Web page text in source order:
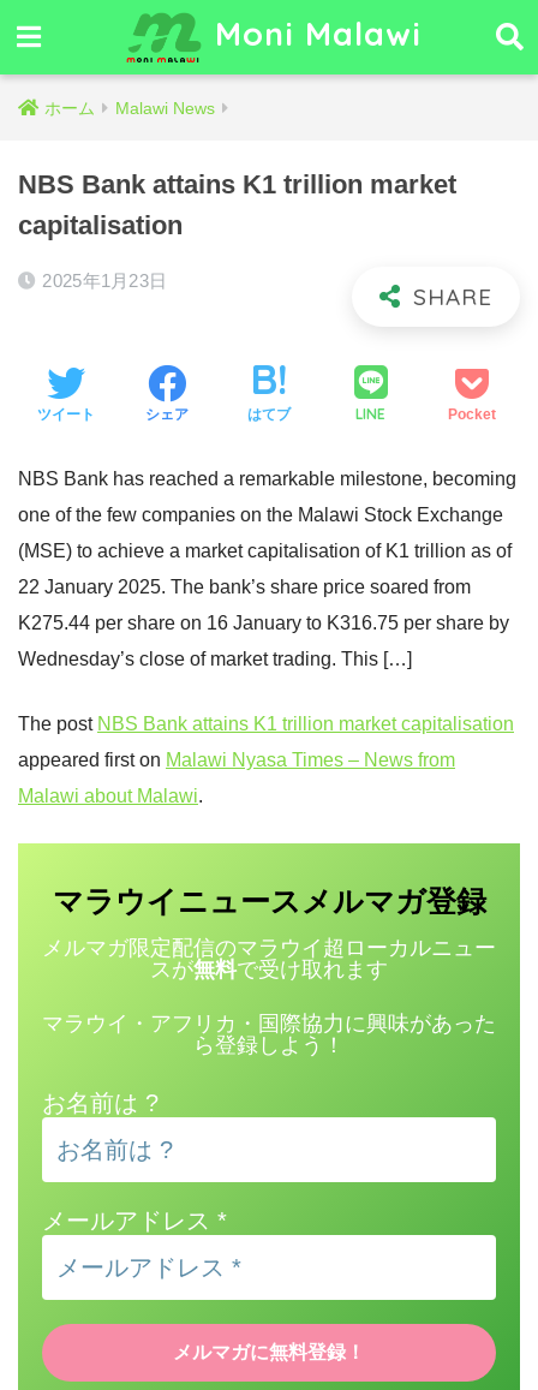
Moni Malawi
ホーム Malawi News
NBS Bank attains K1 trillion market
capitalisation
2025年1月23日
ツイート シェア はてブ LINE Pocket
NBS Bank has reached a remarkable milestone, becoming
one of the few companies on the Malawi Stock Exchange
(MSE) to achieve a market capitalisation of K1 trillion as of
22 January 2025. The bank’s share price soared from
K275.44 per share on 16 January to K316.75 per share by
Wednesday’s close of market trading. This […]
The post NBS Bank attains K1 trillion market capitalisation
appeared first on Malawi Nyasa Times – News from
Malawi about Malawi.
マラウイニュース メルマガ登録
メルマガ限定配信のマラウイ超ローカルニュー
スが無料で受け取れます
マラウイ・アフリカ・国際協力に興味があった
ら登録しよう！
お名前は ?
メールアドレス *